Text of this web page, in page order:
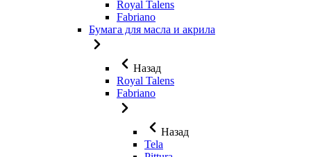
Royal Talens
Fabriano
Бумага для масла и акрила
Назад
Royal Talens
Fabriano
Назад
Tela